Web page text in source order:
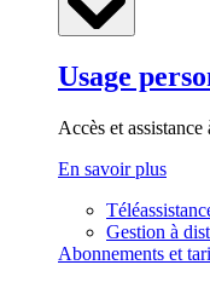
Usage
Accès et assistance
En savoir plus
Gestion à
Abonnements et